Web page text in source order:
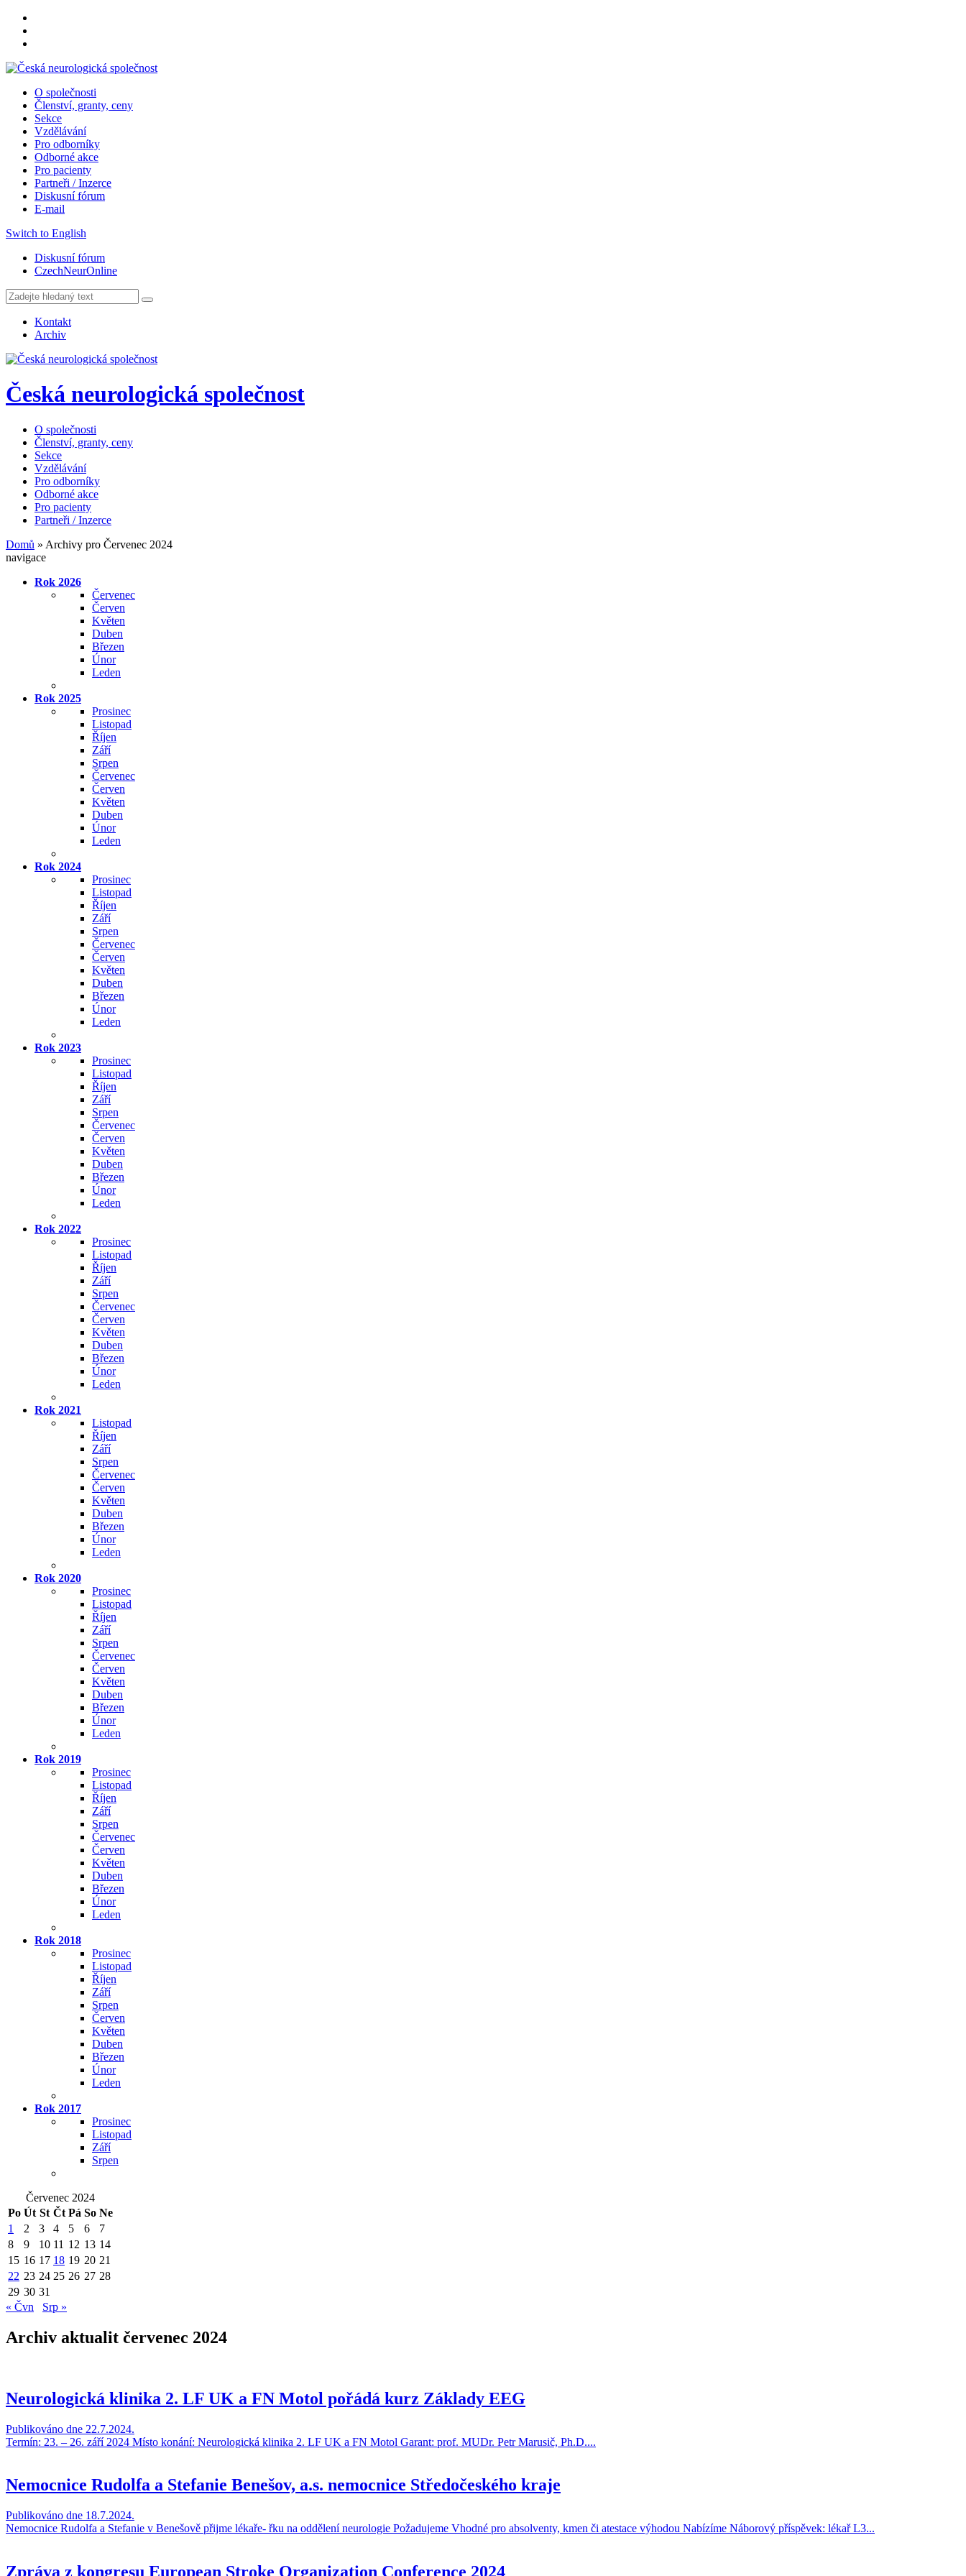
O společnosti
Členství, granty, ceny
Sekce
Vzdělávání
Pro odborníky
Odborné akce
Pro pacienty
Partneři / Inzerce
Diskusní fórum
E-mail
Switch to English
Diskusní fórum
CzechNeurOnline
Kontakt
Archiv
Česká neurologická společnost
O společnosti
Členství, granty, ceny
Sekce
Vzdělávání
Pro odborníky
Odborné akce
Pro pacienty
Partneři / Inzerce
Domů » Archivy pro Červenec 2024
navigace
Rok 2026
Červenec
Červen
Květen
Duben
Březen
Únor
Leden
Rok 2025
Prosinec
Listopad
Říjen
Září
Srpen
Červenec
Červen
Květen
Duben
Únor
Leden
Rok 2024
Prosinec
Listopad
Říjen
Září
Srpen
Červenec
Červen
Květen
Duben
Březen
Únor
Leden
Rok 2023
Prosinec
Listopad
Říjen
Září
Srpen
Červenec
Červen
Květen
Duben
Březen
Únor
Leden
Rok 2022
Prosinec
Listopad
Říjen
Září
Srpen
Červenec
Červen
Květen
Duben
Březen
Únor
Leden
Rok 2021
Listopad
Říjen
Září
Srpen
Červenec
Červen
Květen
Duben
Březen
Únor
Leden
Rok 2020
Prosinec
Listopad
Říjen
Září
Srpen
Červenec
Červen
Květen
Duben
Březen
Únor
Leden
Rok 2019
Prosinec
Listopad
Říjen
Září
Srpen
Červenec
Červen
Květen
Duben
Březen
Únor
Leden
Rok 2018
Prosinec
Listopad
Říjen
Září
Srpen
Červen
Květen
Duben
Březen
Únor
Leden
Rok 2017
Prosinec
Listopad
Září
Srpen
Červenec 2024
Po Út St Čt Pá So Ne
1
2 3 4 5 6
7
8
9 10 11 12 13 14
15 16 17 18 19 20 21
22 23 24 25 26 27 28
29 30 31
« Čvn
Srp »
Archiv aktualit červenec 2024
Neurologická klinika 2. LF UK a FN Motol pořádá kurz Základy EEG
Publikováno dne 22.7.2024.
Termín: 23. – 26. září 2024 Místo konání: Neurologická klinika 2. LF UK a FN Motol Garant: prof. MUDr. Petr Marusič, Ph.D....
Nemocnice Rudolfa a Stefanie Benešov, a.s. nemocnice Středočeského kraje
Publikováno dne 18.7.2024.
Nemocnice Rudolfa a Stefanie v Benešově přijme lékaře- řku na oddělení neurologie Požadujeme Vhodné pro absolventy, kmen či atestace výhodou Nabízíme Náborový příspěvek: lékař L3...
Zpráva z kongresu European Stroke Organization Conference 2024